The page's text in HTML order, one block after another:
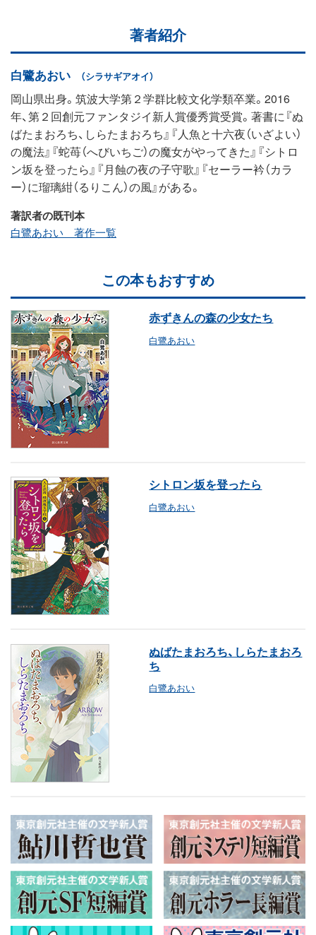
著者紹介
白鷺あおい （シラサギアオイ）
岡山県出身。筑波大学第２学群比較文化学類卒業。2016
年、第２回創元ファンタジイ新人賞優秀賞受賞。著書に『ぬ
ばたまおろち、しらたまおろち』『人魚と十六夜（いざよい）
の魔法』『蛇苺（へびいちご）の魔女がやってきた』『シトロ
ン坂を登ったら』『月蝕の夜の子守歌』『セーラー衿（カラ
ー）に瑠璃紺（るりこん）の風』がある。
著訳者の既刊本
白鷺あおい 著作一覧
この本もおすすめ
赤ずきんの森の少女たち
白鷺あおい
シトロン坂を登ったら
白鷺あおい
ぬばたまおろち、しらたまおろ
ち
白鷺あおい